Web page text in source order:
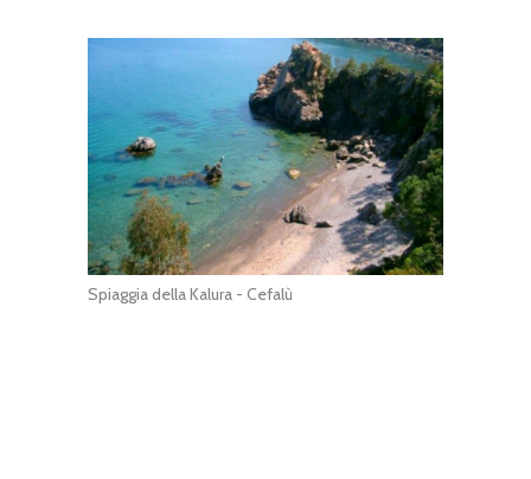
Spiaggia della Kalura - Cefalù